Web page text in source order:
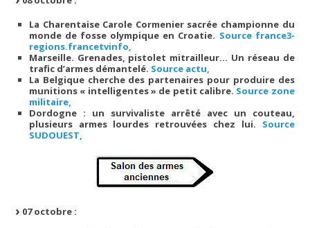
La Charentaise Carole Cormenier sacrée championne du
monde de fosse olympique en Croatie. Source france3-
regions.francetvinfo,
Marseille. Grenades, pistolet mitrailleur… Un réseau de
trafic d’armes démantelé. Source actu,
La Belgique cherche des partenaires pour produire des
munitions « intelligentes » de petit calibre. Source zone
militaire,
Dordogne : un survivaliste arrêté avec un couteau,
plusieurs armes lourdes retrouvées chez lui. Source
SUDOUEST,
07 octobre :